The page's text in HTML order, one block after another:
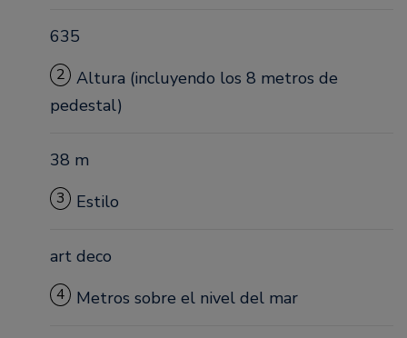
635
2 Altura (incluyendo los 8 metros de
pedestal)
38 m
3 Estilo
art deco
4 Metros sobre el nivel del mar